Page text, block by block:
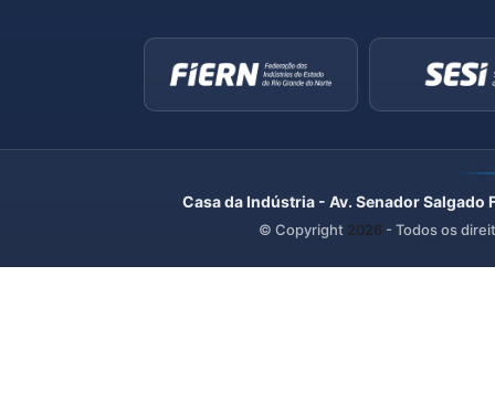
Casa da Indústria - Av. Senador
© Copyright 2026 - Todos os